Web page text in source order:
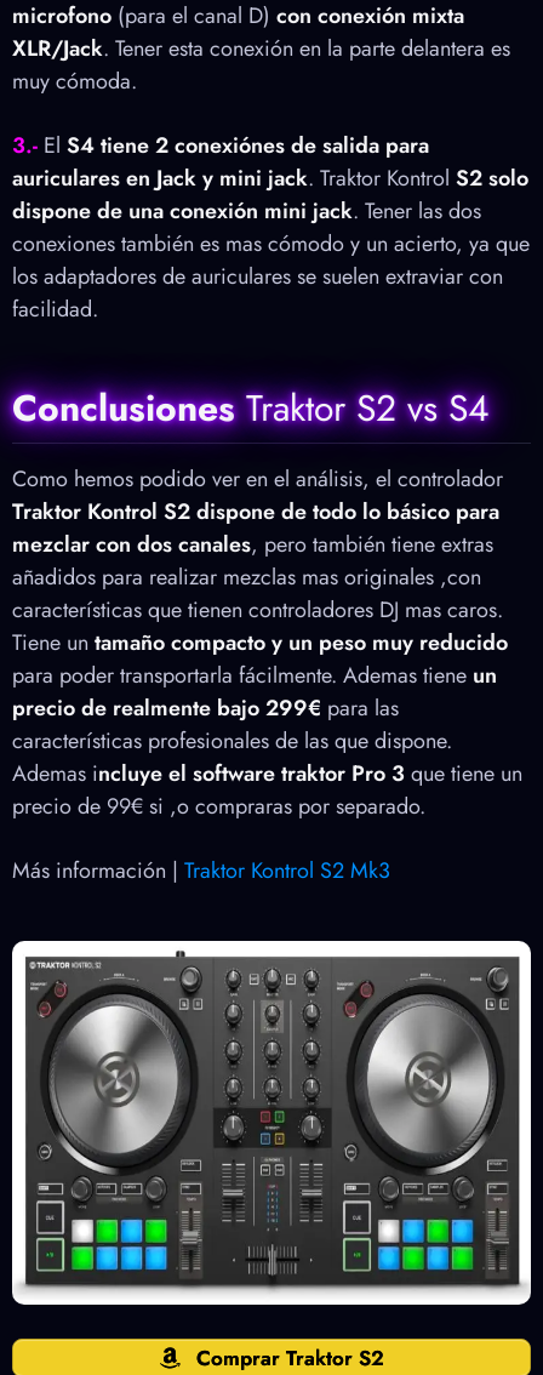
microfono (para el canal D) con conexión mixta
XLR/Jack. Tener esta conexión en la parte delantera es
muy cómoda.
3.- El S4tiene2 conexiónes de salida para
auriculares en Jack y mini jack. Traktor Kontrol S2 solo
dispone de una conexión mini jack. Tener las dos
conexiones también es mas cómodo y un acierto, ya que
los adaptadores de auriculares se suelen extraviar con
facilidad.
ConclusionesTraktor S2 vs S4
Como hemos podido ver en el análisis, el controlador
Traktor Kontrol S2 dispone de todo lo básico para
mezclar con dos canales, pero también tiene extras
añadidos para realizar mezclas mas originales ,con
características que tienen controladores DJ mas caros.
Tiene un tamaño compacto y un peso muy reducido
para poder transportarla fácilmente. Ademas tiene un
precio de realmente bajo 299€ para las
características profesionales de las que dispone.
Ademas incluye el software traktor Pro 3que tiene un
precio de 99€ si ,o compraras por separado.
Más información | Traktor Kontrol S2 Mk3
Comprar Traktor S2